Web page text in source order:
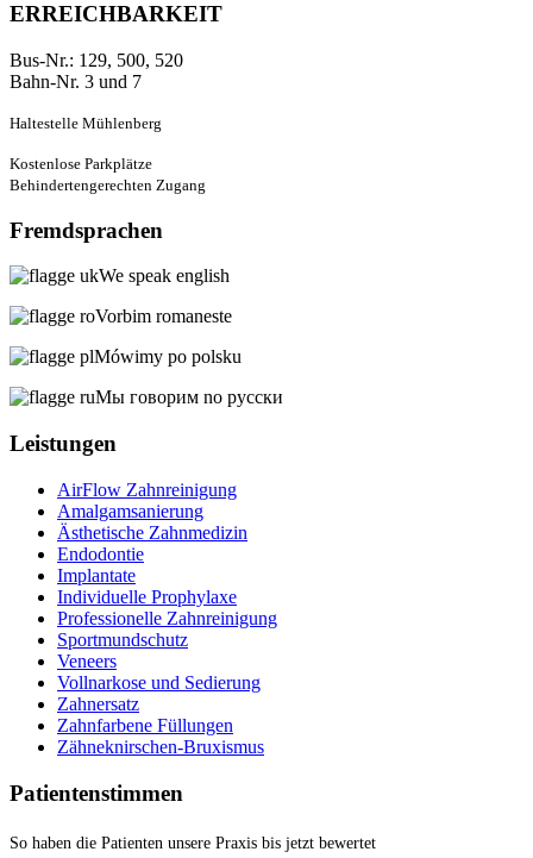
ERREICHBARKEIT
Bus-Nr.: 129, 500, 520
Bahn-Nr. 3 und 7
Haltestelle Mühlenberg
Kostenlose Parkplätze
Behindertengerechten Zugang
Fremdsprachen
We speak english
Vorbim romaneste
Mówimy po polsku
Мы говорим no русски
Leistungen
AirFlow Zahnreinigung
Amalgamsanierung
Ästhetische Zahnmedizin
Endodontie
Implantate
Individuelle Prophylaxe
Professionelle Zahnreinigung
Sportmundschutz
Veneers
Vollnarkose und Sedierung
Zahnersatz
Zahnfarbene Füllungen
Zähneknirschen-Bruxismus
Patientenstimmen
So haben die Patienten unsere Praxis bis jetzt bewertet